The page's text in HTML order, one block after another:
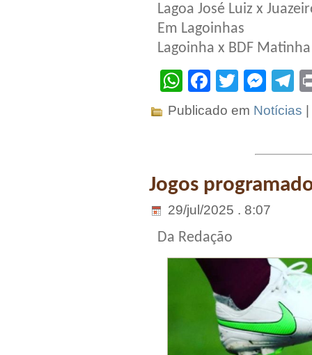
Lagoa José Luiz x
Em Lagoinhas
Lagoinha x BDF Matinha
WhatsApp
Facebook
Twitter
Publicado em Notícias |
Jogos
29/jul/2025 . 8:07
Da Redação